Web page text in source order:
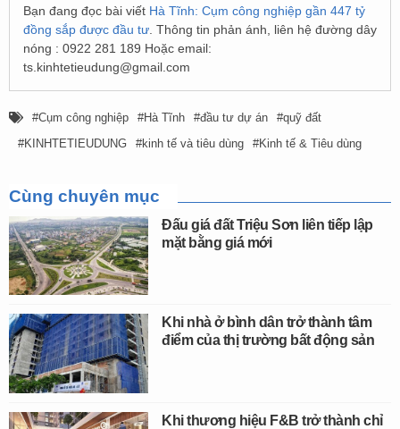
Bạn đang đọc bài viết Hà Tĩnh: Cụm công nghiệp gần 447 tỷ
đồng sắp được đầu tư . Thông tin phản ánh, liên hệ đường dây
nóng : 0922 281 189 Hoặc email:
ts.kinhtetieudung@gmail.com
Cụm công nghiệp Hà Tĩnh đầu tư dự án
quỹ đất
KINHTETIEUDUNG
kinh tế và tiêu dùng Kinh tế & Tiêu dùng
Cùng chuyên mục
Đấu giá đất Triệu Sơn liên tiếp lập
mặt bằng giá mới
Khi nhà ở bình dân trở thành tâm
điểm của thị trường bất động sản
Khi thương hiệu F&B trở thành chỉ